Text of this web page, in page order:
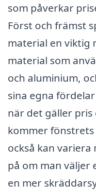
som påverkar
Först och främst
material en viktig
material som
och aluminium,
sina egna
när det gäller
kommer
också kan
på om man väljer
en mer